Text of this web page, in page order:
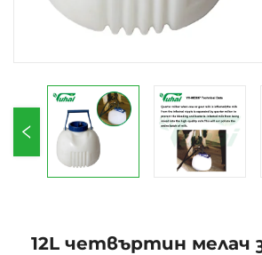
12L четвъртин мелач